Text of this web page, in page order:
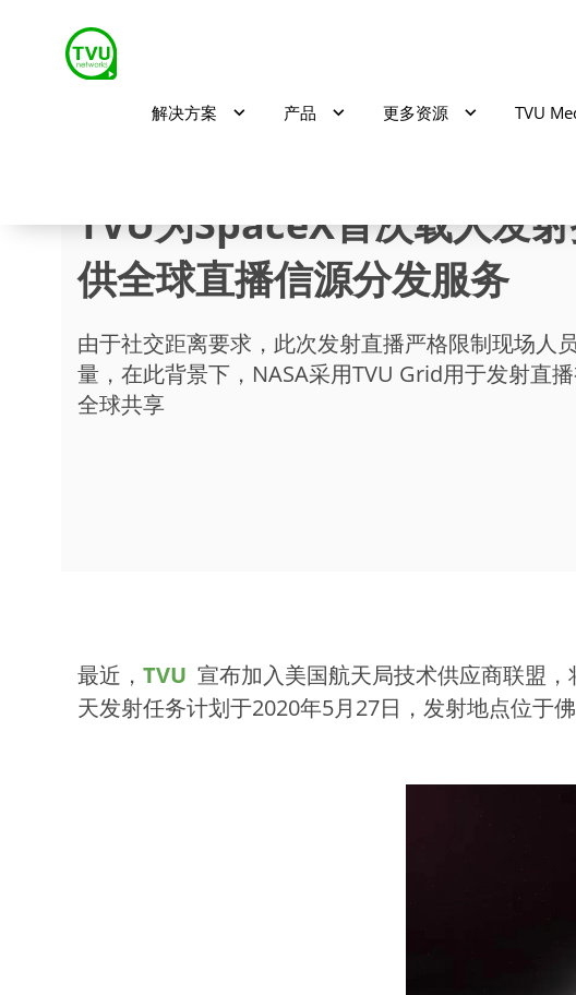
解决方案 产品 更多资源 TVU
TVU为SpaceX​首次载人发
供全球直播信源分发服务
由于社交距离要求，此次发射直播严格限制现场人
量，在此背景下，NASA采用TVU Grid用于发射直
全球共享
最近， TVU 宣布加入美国航天局技术供应商联盟
天发射任务计划于2020年5月27日，发射地点位于